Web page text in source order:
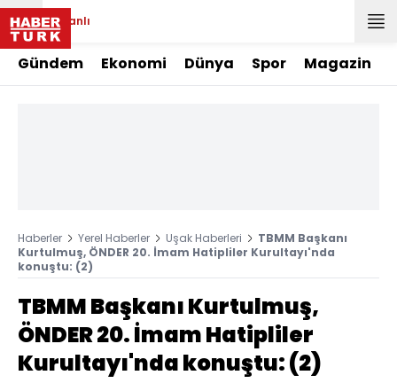
Canlı
Gündem Ekonomi Dünya Spor Magazin
Haberler Yerel Haberler Uşak Haberleri
TBMM Başkanı
Kurtulmuş, ÖNDER 20. İmam Hatipliler Kurultayı'nda
konuştu: (2)
TBMM Başkanı Kurtulmuş,
ÖNDER 20. İmam Hatipliler
Kurultayı'nda konuştu: (2)